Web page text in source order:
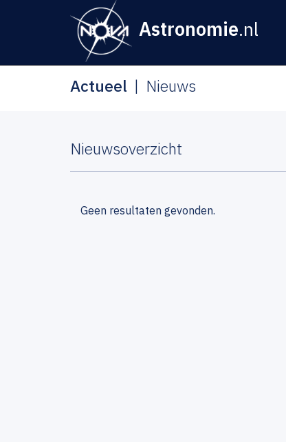
Astronomie.nl
Actueel Nieuws
Nieuwsoverzicht
Geen resultaten gevonden.